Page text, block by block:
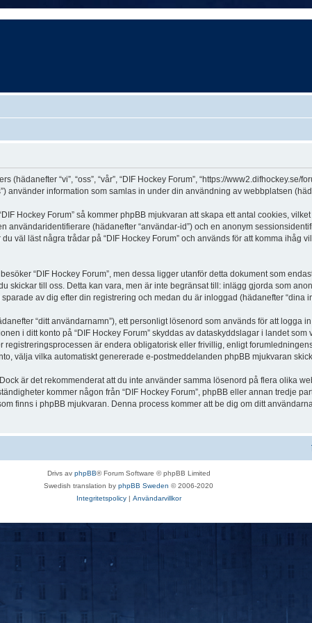
“vi”, “oss”, “vår”, “DIF Hockey Forum”, “https://www2.difhockey.se/
använder information som samlas in under din användning av webbplatsen
Hockey Forum” så kommer phpBB mjukvaran att skapa ett antal cookies,
(hädanefter “användar-id”) och en anonym
väl läst några trådar på “DIF Hockey Forum” och används för att komma ihåg
“DIF Hockey Forum”, men dessa ligger utanför detta dokument som
skickar till oss. Detta kan vara, men är inte begränsat till: inlägg gjorda som
av dig efter din registrering och medan du är inloggad (hädanefter “dina
“ditt användarnamn”), ett personligt lösenord som används för att logga
i ditt konto på “DIF Hockey Forum” skyddas av dataskyddslagar i landet
registreringsprocessen är endera obligatorisk eller frivillig, enligt
välja vilka automatiskt genererade e-postmeddelanden phpBB mjukvaran
är det rekommenderat att du inte använder samma lösenord på flera olika
kommer någon från “DIF Hockey Forum”, phpBB eller annan tredje
finns i phpBB mjukvaran. Denna process kommer att be dig om ditt
Drivs av phpBB® Forum Software © phpBB Limited
Swedish translation by phpBB Sweden © 2006-2020
Integritetspolicy| Användarvillkor